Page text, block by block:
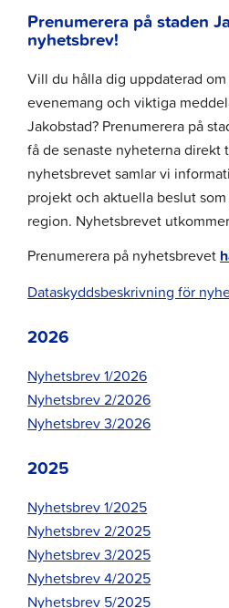
Prenumerera på staden
nyhetsbrev!
Vill du hålla dig uppdaterad
evenemang och viktiga
Jakobstad? Prenumerera på
få de senaste nyheterna direkt
nyhetsbrevet samlar vi
projekt och aktuella beslut
region. Nyhetsbrevet
Prenumerera på nyhetsbrevet
Dataskyddsbeskrivning för
2026
Nyhetsbrev 1/2026
Nyhetsbrev 2/2026
Nyhetsbrev 3/2026
2025
Nyhetsbrev 1/2025
Nyhetsbrev 2/2025
Nyhetsbrev 3/2025
Nyhetsbrev 4/2025
Nyhetsbrev 5/2025